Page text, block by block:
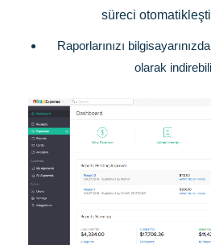
süreci
Raporlarınızı
olarak